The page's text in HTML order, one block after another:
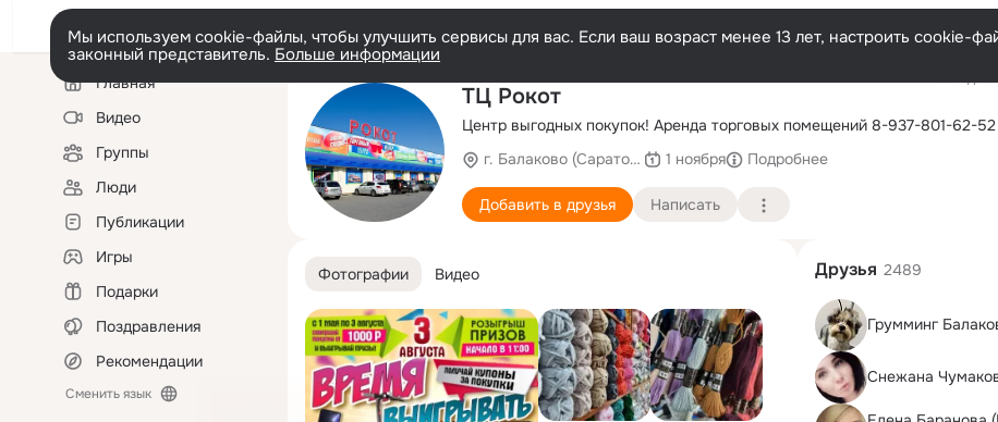
Мы используем cookie-файлы, чтобы улучшить сервисы для вас. Если ваш возраст менее 13 лет, настроить cookie-
законный представитель. Больше информации
Левая
колонкаГлавная
Видео
Группы
Люди
Публикации
Игры
Подарки
Поздравления
Рекомендации
Сменить язык
ТЦ Рокот
Центр выгодных покупок! Аренда торговых помещений 8-937-801-62-52
г. Балаково (Саратовская область)
1 ноября Подробнее
Добавить в друзья Написать
Фотографии Видео Друзья 2489
Грумминг
Снежана